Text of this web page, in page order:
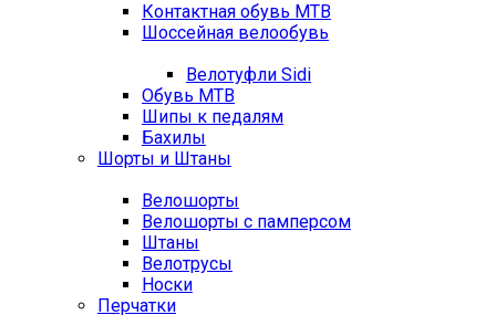
Контактная обувь MTB
Шоссейная велообувь
Велотуфли Sidi
Обувь MTB
Шипы к педалям
Бахилы
Шорты и Штаны
Велошорты
Велошорты с памперсом
Штаны
Велотрусы
Носки
Перчатки